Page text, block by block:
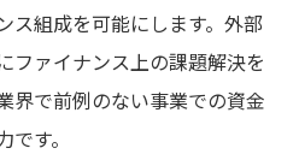
ス組成を可能にします。外部
ファイナンス上の課題解決を
界で前例のない事業での資金
す。